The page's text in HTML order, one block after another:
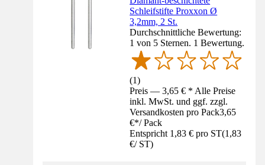
Schleifstifte Proxxon Ø
3,2mm, 2 St.
Durchschnittliche Bewertung:
1 von 5 Sternen. 1 Bewertung.
(1)
Preis — 3,65 € * Alle Preise
inkl. MwSt. und ggf. zzgl.
Versandkosten pro Pack3,65
€*/ Pack
Entspricht 1,83 € pro ST(1,83
€/ ST)